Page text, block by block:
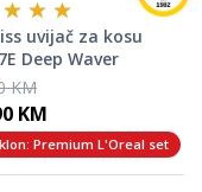
uvijač za kosu
Deep Waver
KM
KM
Premium L'Oreal set